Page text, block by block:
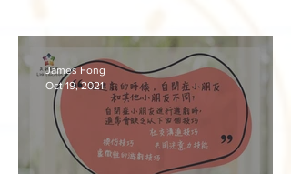
James Fong
Oct 19, 2021